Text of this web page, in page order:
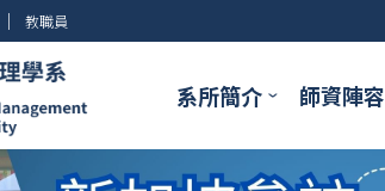
│ 教職員
系所簡介 師資陣容